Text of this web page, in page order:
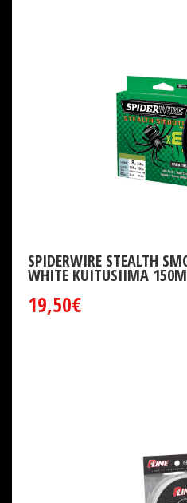
SPIDERWIRE STEALTH
WHITE KUITUSIIMA 150M
19,50€